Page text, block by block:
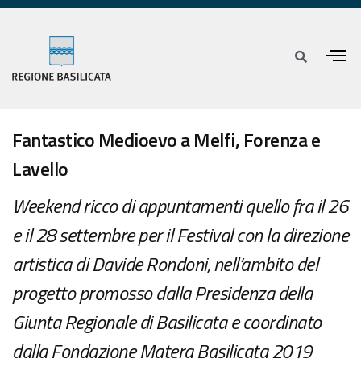
Fantastico Medioevo a Melfi, Forenza e
Lavello
Weekend ricco di appuntamenti quello fra il 26
e il 28 settembre per il Festival con la direzione
artistica di Davide Rondoni, nell’ambito del
progetto promosso dalla Presidenza della
Giunta Regionale di Basilicata e coordinato
dalla Fondazione Matera Basilicata 2019